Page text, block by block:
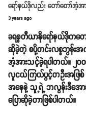
ရော်နယ်ဒိုလည်း တော်တော်အံ့အ
3 years ago
ခရစ္စတီယာနိုရော်နယ်ဒိုက
ဆိုခဲ့တဲ့ စပို့တင်းလစ္စဘွန်းအ
အံ့အားသင့်ခဲ့ရပါတယ်။ ၂၀
လူငယ်ကြယ်ပွင့်တဦးအဖြစ်
အနေနဲ့ သူ့ရဲ့ ဘလွန်းဒီ
ပြောဆိုခဲ့တာဖြစ်ပါတယ်။